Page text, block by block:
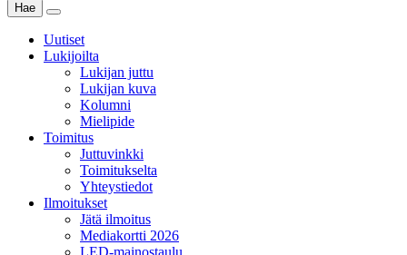
Hae
Main
Menu
Uutiset
Lukijoilta
Lukijan juttu
Lukijan kuva
Kolumni
Mielipide
Toimitus
Juttuvinkki
Toimitukselta
Yhteystiedot
Ilmoitukset
Jätä ilmoitus
Mediakortti 2026
LED-mainostaulu